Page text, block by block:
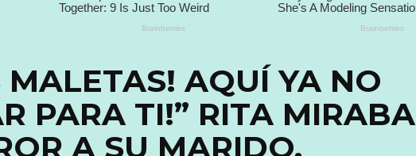
MALETAS! AQUÍ YA NO
PARA TI!” RITA MIRABA
A SU MARIDO.